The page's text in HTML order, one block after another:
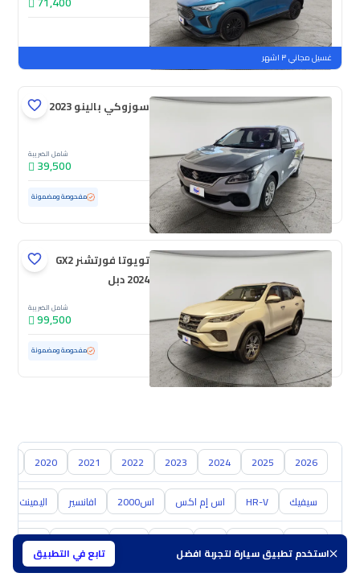
استخدم تطبيق سيارة لتجربة افضل تابع في التطبيق
جديدة
ملوحة
غسيل مجاني ٣ اشهر
سوزوكي بالينو GL 2023
شامل الضريبة
39,500
مستعملة 69,181 كم مفحوصة ومضمونة
تويوتا فورتشنر GX2
2024 دبل
شامل الضريبة
99,500
مستعملة 47,714 كم ممشى قليل مفحوصة ومضمونة
2026
2025
2024
2023
2022
2021
2020
سيفيك HR-V اس إم اكس اس2000 افانسير اليمينت
سوزوكي هافال